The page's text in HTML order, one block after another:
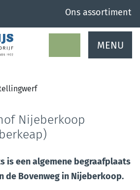
Ons assortiment
MENU
Nijeberkoop
is een algemene begraafplaats
de Bovenweg in Nijeberkoop.